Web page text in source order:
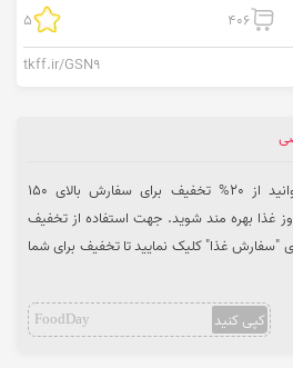
406
5
tkff.ir/GSN9
با استفاده از کد تخفیف میتوانید از 20% تخفیف برای سفارش بالای 150
غذا بهره مند شوید. جهت استفاده از تخفیف
"سفارش غذا" کلیک نمایید تا تخفیف برای شما
کپی کنید FoodDay